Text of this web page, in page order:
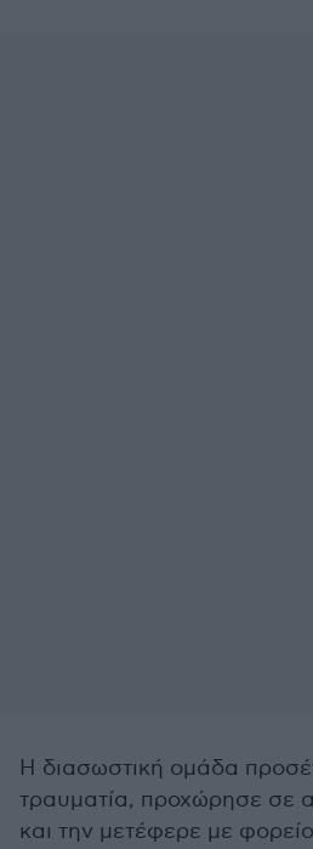
Η διασωστική ομάδα
τραυματία, προχώρησε σε
και την μετέφερε με